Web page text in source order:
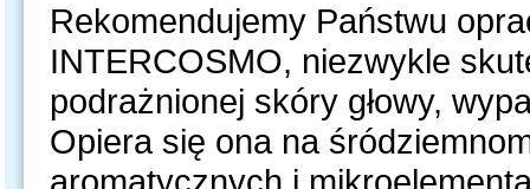
Rekomendujemy Państwu
INTERCOSMO, niezwykle
podrażnionej skóry głowy,
Opiera się ona na